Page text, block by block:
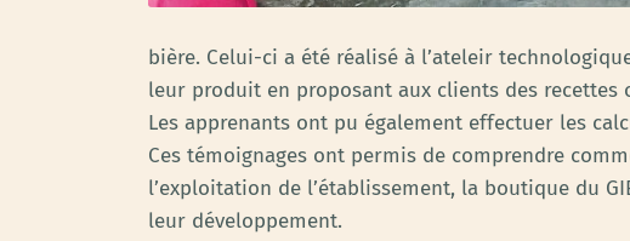
bière. Celui-ci a été réalisé à l’ateleir
leur produit en proposant aux clients des recettes
Les apprenants ont pu également effectuer les
Ces témoignages ont permis de comprendre
l’exploitation de l’établissement, la boutique du
leur développement.